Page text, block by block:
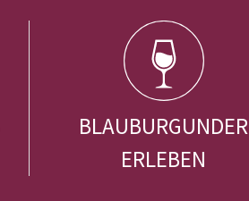
BLAUBURGUNDER
ERLEBEN